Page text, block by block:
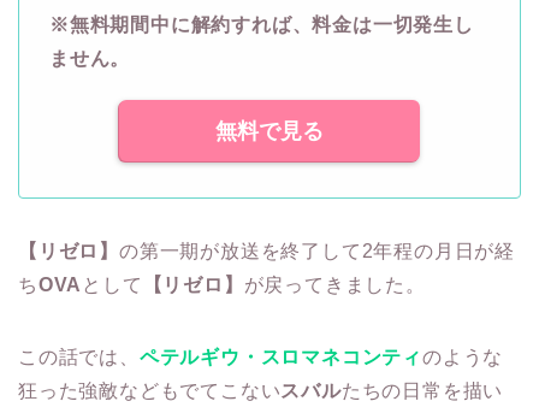
※無料期間中に解約すれば、料金は一切発生し
ません。
無料で見る
【リゼロ】 の第一期が放送を終了して2年程の月日が経
ちOVA として 【リゼロ】 が戻ってきました。
この話では、 ペテルギウ・スロマネコンティのような
狂った強敵などもでてこないスバルたちの日常を描い